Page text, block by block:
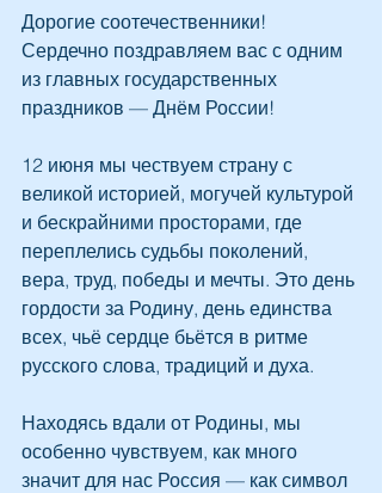
Дорогие соотечественники!
Сердечно поздравляем вас с одним
из главных государственных
праздников — Днём России!
12 июня мы чествуем страну с
великой историей, могучей культурой
и бескрайними просторами, где
переплелись судьбы поколений,
вера, труд, победы и мечты. Это день
гордости за Родину, день единства
всех, чьё сердце бьётся в ритме
русского слова, традиций и духа.
Находясь вдали от Родины, мы
особенно чувствуем, как много
значит для нас Россия — как символ